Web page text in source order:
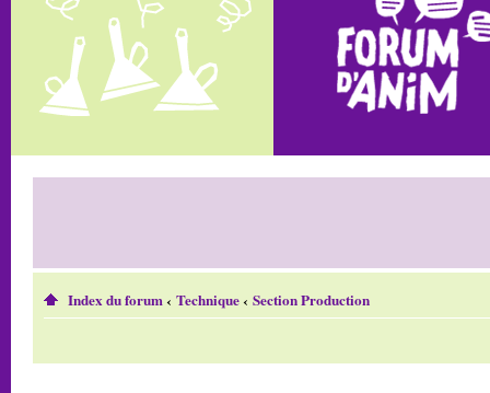
Index du forum‹ Technique‹ Section Production